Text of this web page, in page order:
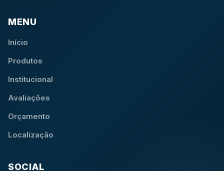
MENU
Início
Produtos
Institucional
Avaliações
Orçamento
Localização
SOCIAL